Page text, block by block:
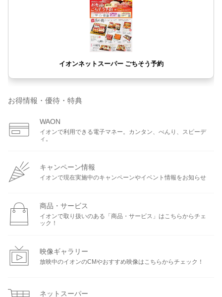
お得情報・優待・特典
WAON
イオンで利用できる電子マネー。カンタン、べんり、スピーデ
ィ。
キャンペーン情報
イオンで現在実施中のキャンペーンやイベント情報をお知らせ
商品・サービス
イオンで取り扱いのある「商品・サービス」はこちらからチェ
ック！
映像ギャラリー
放映中のイオンのCMやおすすめ映像はこちらからチェック！
ネットスーパー